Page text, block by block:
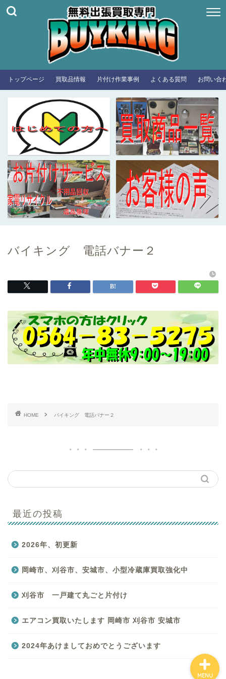
トップページ 買取品情報 片付け作業事例 よくある質問 お問い合
バイキング 電話バナー２
HOME バイキング 電話バナー２
最近の投稿
2026年、初更新
岡崎市、刈谷市、安城市、小型冷蔵庫買取強化中
刈谷市 一戸建て丸ごと片付け
エアコン買取いたします 岡崎市 刈谷市 安城市
2024年あけましておめでとうございます
MENU
はじめての方へ
お客様の声